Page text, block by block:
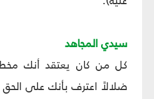
سيدي المجاهد
كل من كان يعتقد أنك
ضلالاً اعترف بأنك على